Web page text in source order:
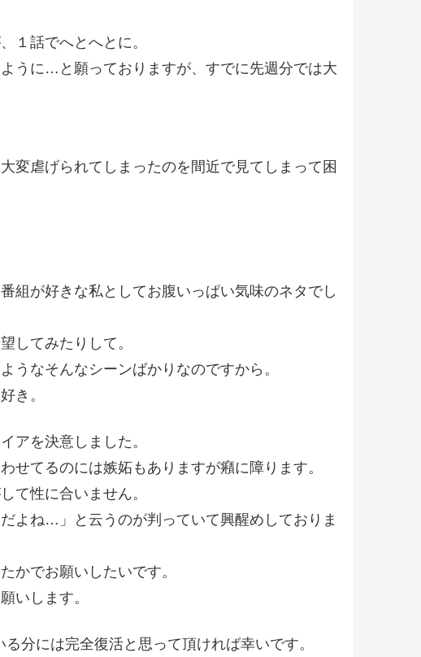
１話でへとへとに。
うに…と願っておりますが、すでに先週分では大
変虐げられてしまったのを間近で見てしまって困
組が好きな私としてお腹いっぱい気味のネタでし
してみたりして。
うなそんなシーンばかりなのですから。
き。
アを決意しました。
せてるのには嫉妬もありますが癪に障ります。
て性に合いません。
よね…」と云うのが判っていて興醒めしておりま
かでお願いしたいです。
いします。
分には完全復活と思って頂ければ幸いです。